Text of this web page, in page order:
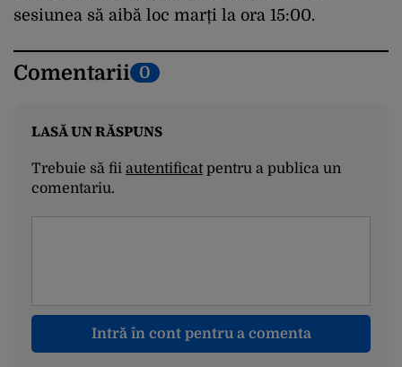
sesiunea să aibă loc marți la ora 15:00.
Comentarii 0
LASĂ UN RĂSPUNS
Trebuie să fii autentificatpentru a publica un
comentariu.
Intră în cont pentru a comenta